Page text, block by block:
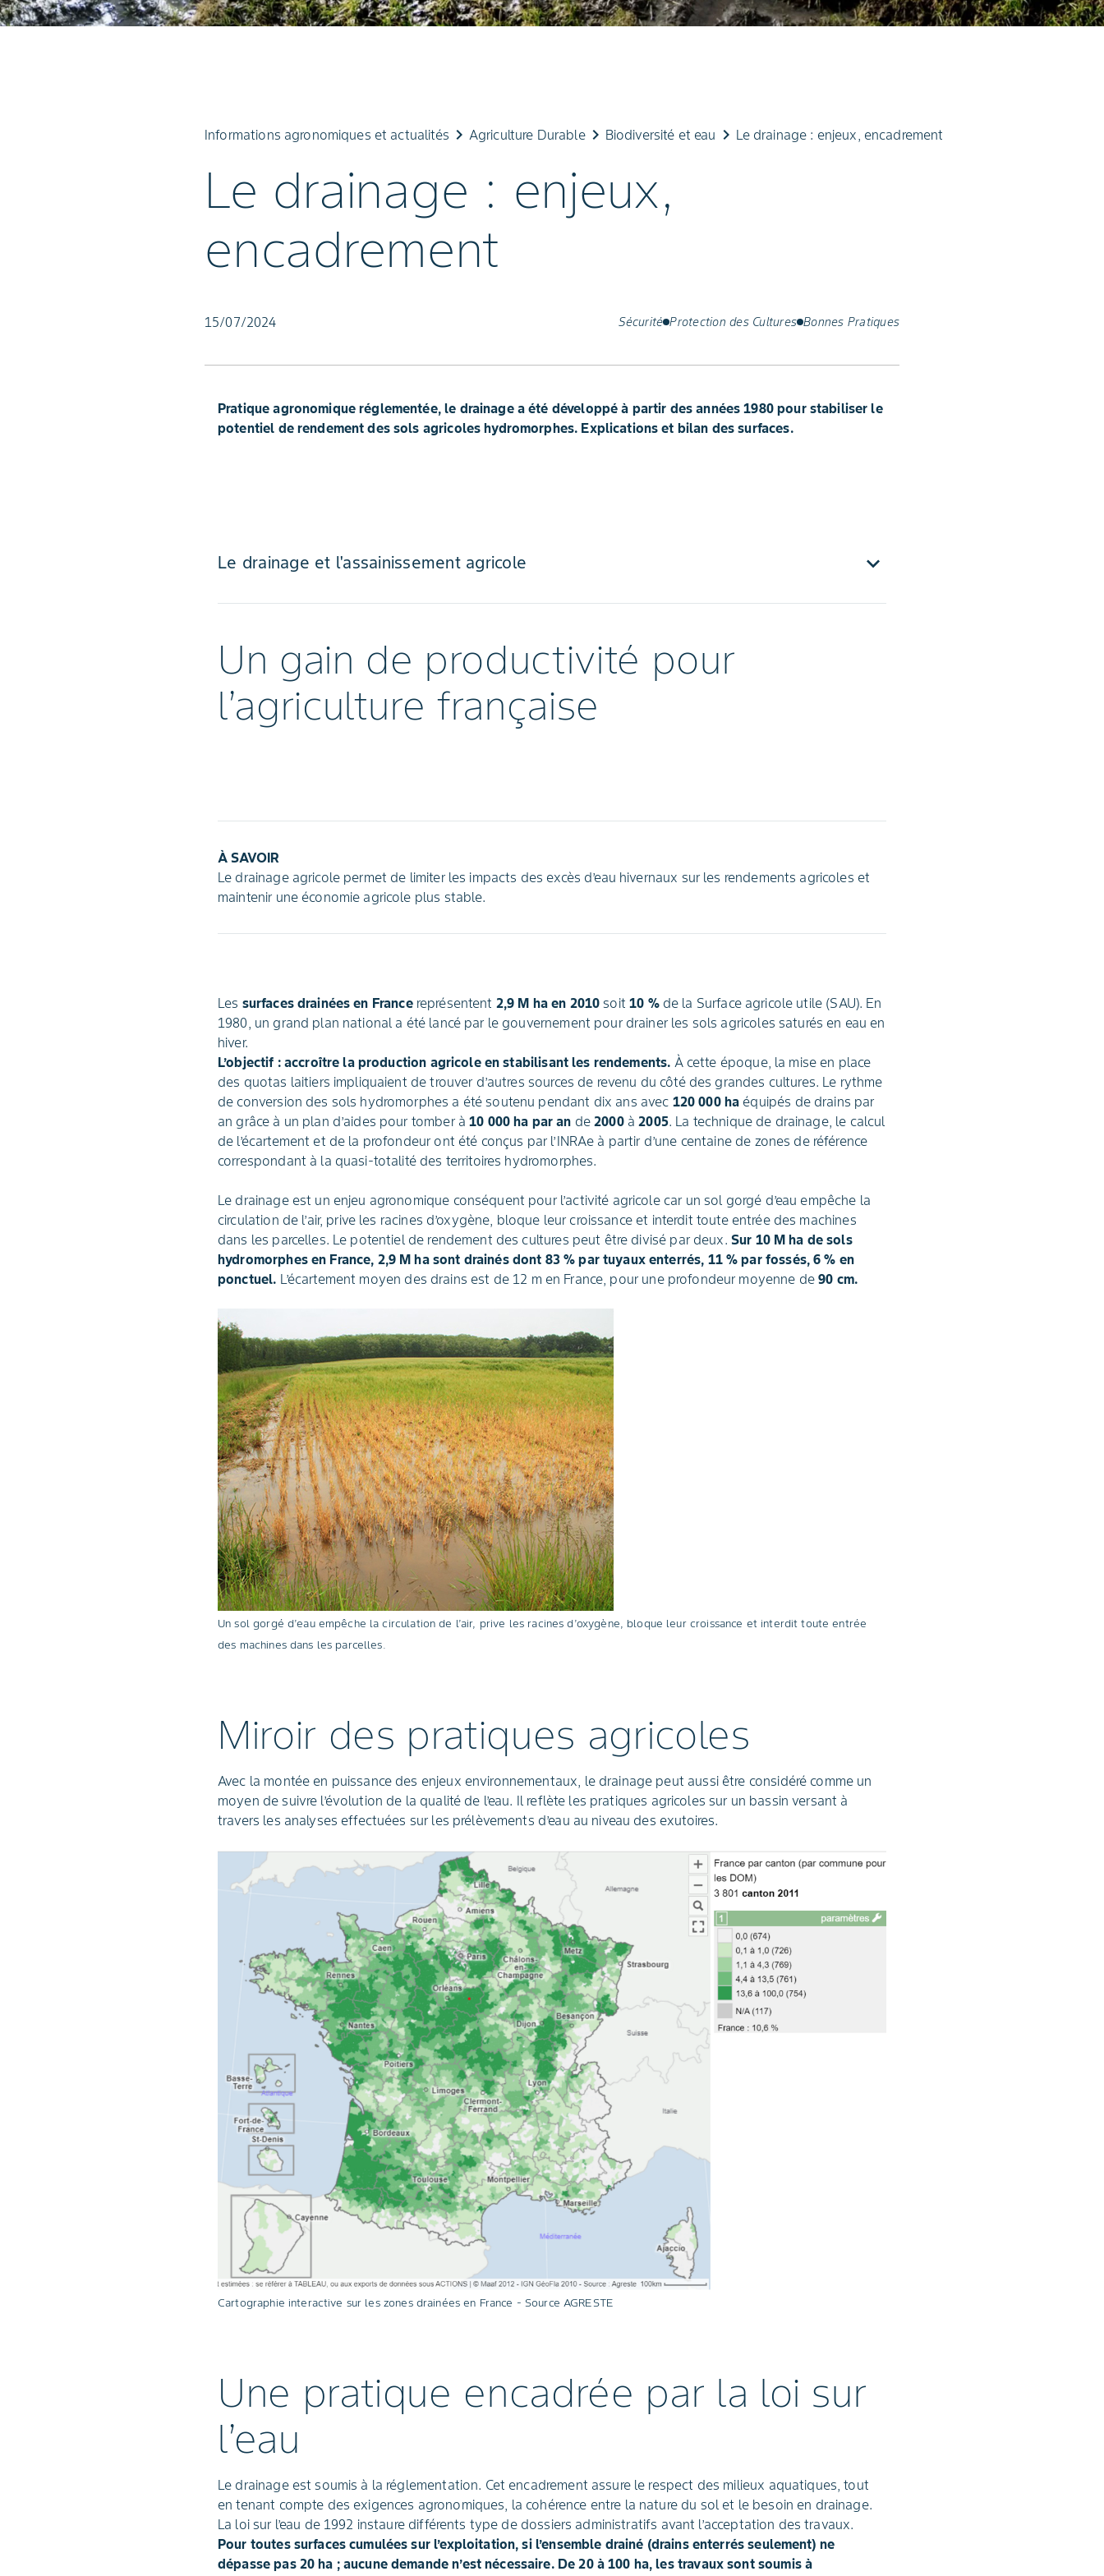
Informations agronomiques et actualités keyboard_arrow_right Agriculture Durablekeyboard_arrow_right Biodiversité et eau keyboard_arrow_right Le drainage : enjeux, encadrement
Le drainage : enjeux,
encadrement
15/07/2024 Sécurité Protection des Cultures Bonnes Pratiques
Pratique agronomique réglementée, le drainage a été développé à partir des années 1980 pour stabiliser le
potentiel de rendement des sols agricoles hydromorphes. Explications et bilan des surfaces.
Le drainage et l'assainissement agricole
Un gain de productivité pour
l’agriculture française
À SAVOIR
Le drainage agricole permet de limiter les impacts des excès d’eau hivernaux sur les rendements agricoles et
maintenir une économie agricole plus stable.
Les surfaces drainées en Francereprésentent 2,9 M ha en 2010soit 10 %de la Surface agricole utile (SAU). En
1980, un grand plan national a été lancé par le gouvernement pour drainer les sols agricoles saturés en eau en
hiver.
L’objectif : accroître la production agricole en stabilisant les rendements. À cette époque, la mise en place
des quotas laitiers impliquaient de trouver d’autres sources de revenu du côté des grandes cultures. Le rythme
de conversion des sols hydromorphes a été soutenu pendant dix ans avec 120 000 ha équipés de drains par
an grâce à un plan d’aides pour tomber à10 000 ha par an de2000 à2005. La technique de drainage, le calcul
de l’écartement et de la profondeur ont été conçus par l’INRAe à partir d’une centaine de zones de référence
correspondant à la quasi-totalité des territoires hydromorphes.
Le drainage est un enjeu agronomique conséquent pour l’activité agricole car un sol gorgé d’eau empêche la
circulation de l’air, prive les racines d’oxygène, bloque leur croissance et interdit toute entrée des machines
dans les parcelles. Le potentiel de rendement des cultures peut être divisé par deux. Sur 10 M ha de sols
hydromorphes en France, 2,9 M ha sont drainés dont 83 % par tuyaux enterrés, 11 % par fossés, 6 % en
ponctuel. L’écartement moyen des drains est de 12 m en France, pour une profondeur moyenne de90 cm.
Un sol gorgé d’eau empêche la circulation de l’air, prive les racines d’oxygène, bloque leur croissance et interdit toute entrée
des machines dans les parcelles.
Miroir des pratiques agricoles
Avec la montée en puissance des enjeux environnementaux, le drainage peut aussi être considéré comme un
moyen de suivre l’évolution de la qualité de l’eau. Il reflète les pratiques agricoles sur un bassin versant à
travers les analyses effectuées sur les prélèvements d’eau au niveau des exutoires.
Cartographie interactive sur les zones drainées en France - Source AGRESTE
Une pratique encadrée par la loi sur
l’eau
Le drainage est soumis à la réglementation. Cet encadrement assure le respect des milieux aquatiques, tout
en tenant compte des exigences agronomiques, la cohérence entre la nature du sol et le besoin en drainage.
La loi sur l’eau de 1992 instaure différents type de dossiers administratifs avant l’acceptation des travaux.
Pour toutes surfaces cumulées sur l’exploitation, si l’ensemble drainé (drains enterrés seulement) ne
dépasse pas 20 ha ; aucune demande n’est nécessaire. De 20 à 100 ha, les travaux sont soumis à